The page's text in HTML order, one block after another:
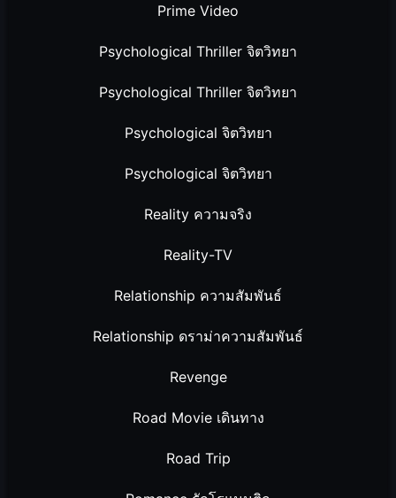
Prime Video
Psychological Thriller จิตวิทยา
Psychological Thriller จิตวิทยา
Psychological จิตวิทยา
Psychological จิตวิทยา
Reality ความจริง
Reality-TV
Relationship ความสัมพันธ์
Relationship ดราม่าความสัมพันธ์
Revenge
Road Movie เดินทาง
Road Trip